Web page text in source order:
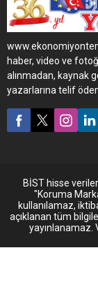
yana kullanarak
adet Tırsan T.SRI
Taşıyıcı Frigo kattı.
haber, video ve
alınmadan, kaynak
yazarlarına telif
BİST hisse
"Koruma
kullanılamaz,
açıklanan tüm
yayınlanamaz.